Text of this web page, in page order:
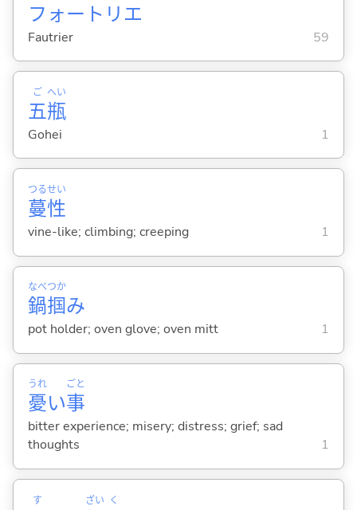
フォートリエ
Fautrier 59
五
ご
瓶
へい
Gohei 1
蔓
つる
性
せい
vine-like; climbing; creeping 1
鍋
なべ
掴
つか
み
pot holder; oven glove; oven mitt 1
憂
うれ
い事
ごと
bitter experience; misery; distress; grief; sad
thoughts
1
す ざい く